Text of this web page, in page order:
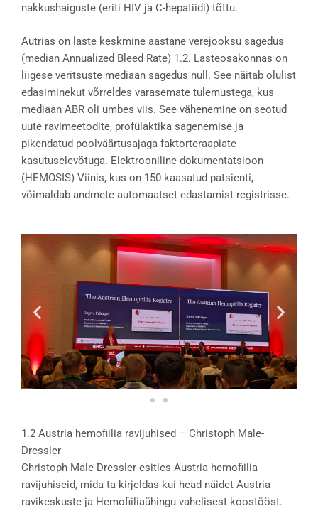
nakkushaiguste (eriti HIV ja C-hepatiidi) tõttu.
Autrias on laste keskmine aastane verejooksu sagedus
(median Annualized Bleed Rate) 1.2. Lasteosakonnas on
liigese veritsuste mediaan sagedus null. See näitab olulist
edasiminekut võrreldes varasemate tulemustega, kus
mediaan ABR oli umbes viis. See vähenemine on seotud
uute ravimeetodite, profülaktika sagenemise ja
pikendatud poolväärtusajaga faktorteraapiate
kasutuselevõtuga. Elektrooniline dokumentatsioon
(HEMOSIS) Viinis, kus on 150 kaasatud patsienti,
võimaldab andmete automaatset edastamist registrisse.
1.2 Austria hemofiilia ravijuhised – Christoph Male-
Dressler
Christoph Male-Dressler esitles Austria hemofiilia
ravijuhiseid, mida ta kirjeldas kui head näidet Austria
ravikeskuste ja Hemofiiliaühingu vahelisest koostööst.